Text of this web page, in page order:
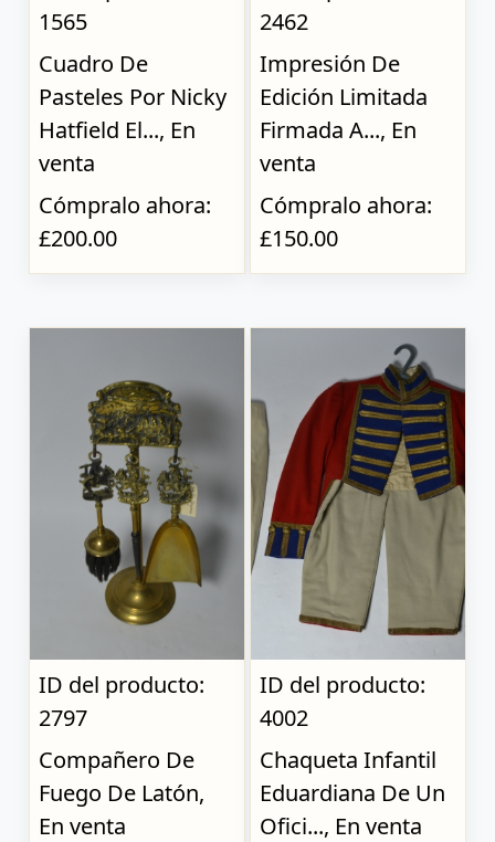
1565
Cuadro De
Pasteles Por Nicky
Hatfield El..., En
venta
Cómpralo ahora:
£200.00
2462
Impresión De
Edición Limitada
Firmada A..., En
venta
Cómpralo ahora:
£150.00
ID del producto:
2797
Compañero De
Fuego De Latón,
En venta
ID del producto:
4002
Chaqueta Infantil
Eduardiana De Un
Ofici..., En venta